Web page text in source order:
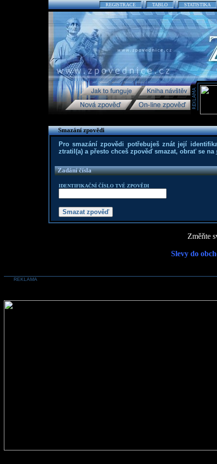
REGISTRACE TABLO STATISTIKA
Smazání zpovědi
Pro smazání zpovědi potřebuješ znát její
ztratil(a) a přesto chceš zpověď smazat, obrať se na
Zadání čísla
IDENTIFIKAČNÍ ČÍSLO TVÉ ZPOVĚDI
Změňte
Slevy do
REKLAMA